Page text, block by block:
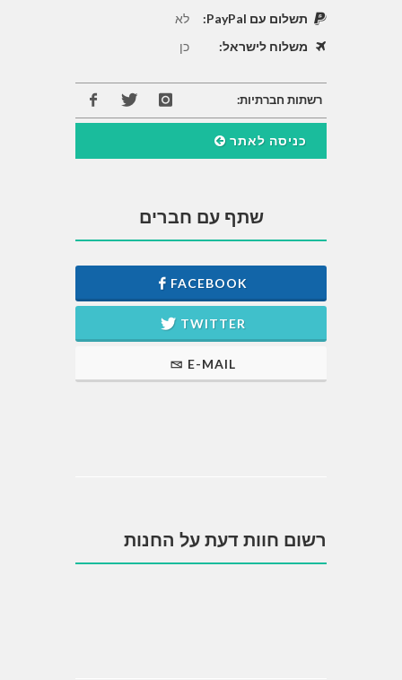
תשלום עם PayPal:
לא
משלוח לישראל:
כן
רשתות חברתיות:
כניסה לאתר
שתף עם חברים
FACEBOOK
TWITTER
E-MAIL
רשום חוות דעת על החנות